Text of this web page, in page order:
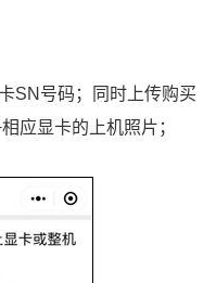
SN号码；同时上传购买
应显卡的上机照片；